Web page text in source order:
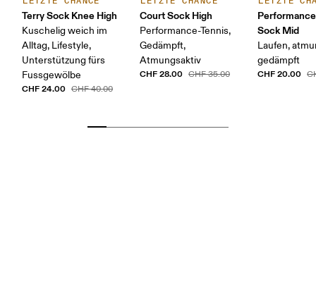
Terry Sock Knee High
Kuschelig weich im
Alltag, Lifestyle,
Unterstützung fürs
Fussgewölbe
CHF 24.00 CHF 40.00
Court Sock High
Performance-Tennis,
Gedämpft,
Atmungsaktiv
CHF 28.00 CHF 35.00
Sock Mid
Laufen,
gedämpft
CHF 20.00